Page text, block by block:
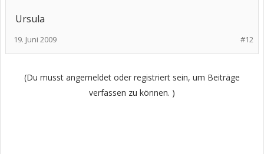
Ursula
#12
19. Juni 2009
(Du musst angemeldet oder registriert sein, um Beiträge
verfassen zu können. )